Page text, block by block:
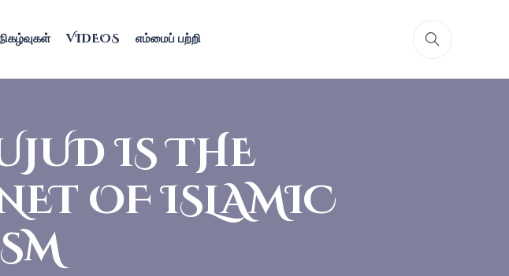
VIDEOS எம்மைப் பற்றி
IS THE
OF ISLAMIC